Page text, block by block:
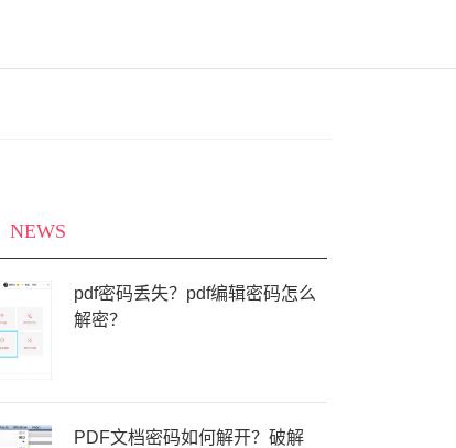
NEWS
pdf密码丢失？pdf编辑密码怎么
解密？
PDF文档密码如何解开？破解